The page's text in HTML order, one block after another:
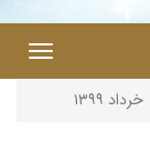
خرداد ۱۳۹۹